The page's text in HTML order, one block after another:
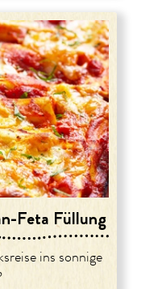
Feta Füllung
ins sonnige